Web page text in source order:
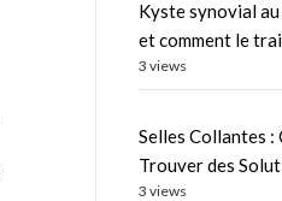
Kyste synovial
et comment le
3 views
Selles Collantes :
Trouver des
3 views